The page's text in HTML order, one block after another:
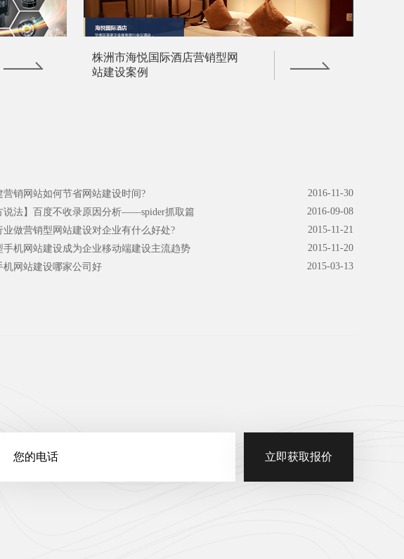
株洲市海悦国际酒店营销型网
站建设案例
营销网站如何节省网站建设时间?
2016-11-30
说法】百度不收录原因分析——spider抓取篇
2016-09-08
业做营销型网站建设对企业有什么好处?
2015-11-21
手机网站建设成为企业移动端建设主流趋势
2015-11-20
机网站建设哪家公司好
2015-03-13
立即获取报价